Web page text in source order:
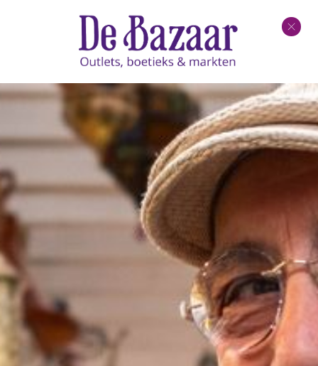
De Bazaar in de media:
De Bazaar officieel erkend leerbedrijf